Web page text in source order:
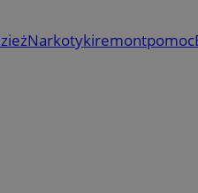
Narkotykiremontpomoc